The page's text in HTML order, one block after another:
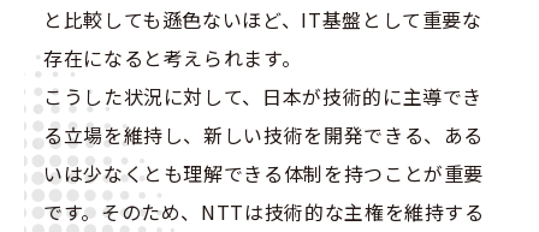
と比較しても遜色ないほど、IT基盤として重要な
存在になると考えられます。
こうした状況に対して、日本が技術的に主導でき
る立場を維持し、新しい技術を開発できる、ある
いは少なくとも理解できる体制を持つことが重要
です。そのため、NTTは技術的な主権を維持する